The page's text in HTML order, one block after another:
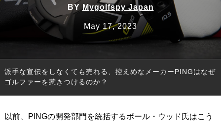
BY Mygolfspy Japan
May 17, 2023
派手な宣伝をしなくても売れる、控えめなメーカーPINGはなぜ
ゴルファーを惹きつけるのか？
以前、PINGの開発部門を統括するポール・ウッド氏はこう
Golf News ゴルフニュース
製品レビュー
FAIRWAY WOODS フェアウェイウッド
HYBRIDS ハイブリッド
IRONS アイアン